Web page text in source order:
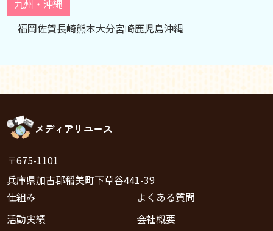
九州・沖縄
福岡佐賀長崎熊本大分宮崎鹿児島沖縄
メディアリユース
〒675-1101
兵庫県加古郡稲美町下草谷441-39
仕組み
活動実績
よくある質問
会社概要